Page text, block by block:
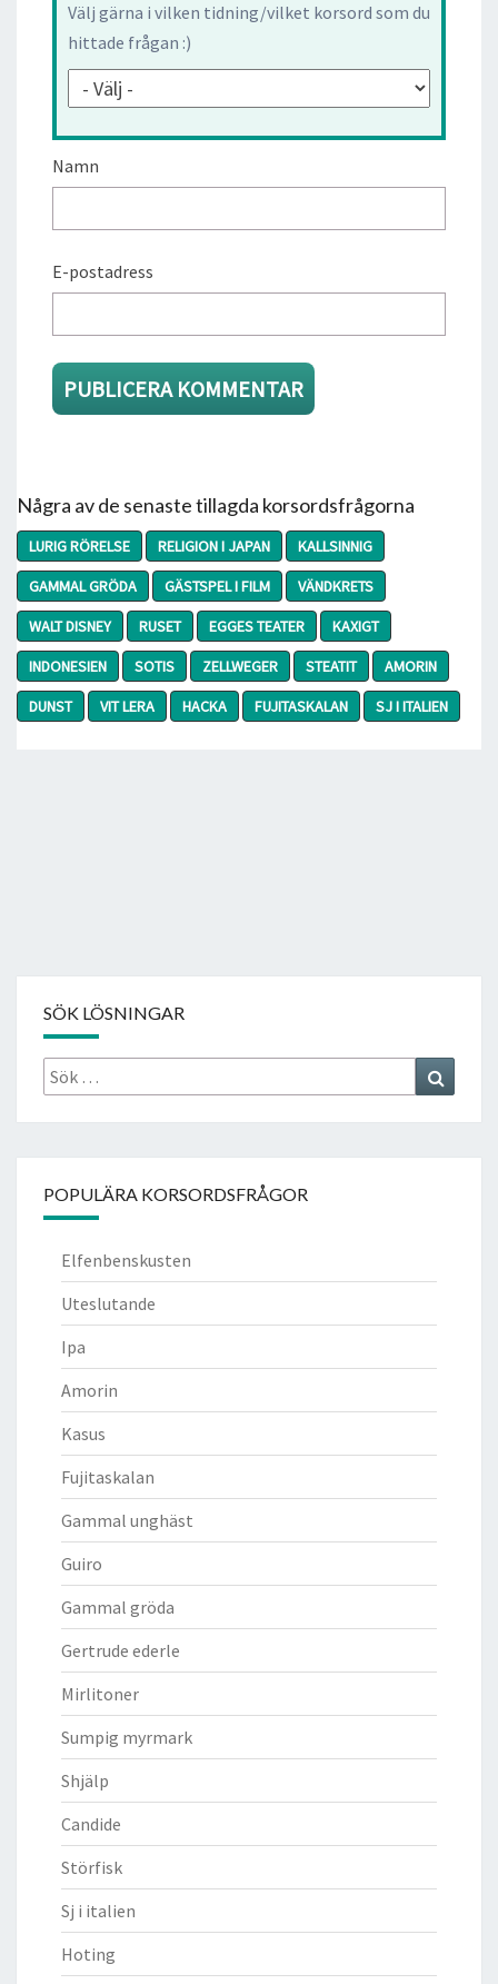
Välj gärna i vilken tidning/vilket korsord som du
hittade frågan :)
Namn
E-postadress
Några av de senaste tillagda korsordsfrågorna
LURIG RÖRELSE RELIGION I JAPAN
KALLSINNIG
GAMMAL GRÖDA
GÄSTSPEL I FILM
VÄNDKRETS
WALT DISNEY
RUSET EGGES TEATER
KAXIGT
INDONESIEN
SOTIS ZELLWEGER STEATIT
AMORIN
DUNST
VIT LERA HACKA FUJITASKALAN SJ I ITALIEN
SÖK LÖSNINGAR
Sök
efter:
POPULÄRA KORSORDSFRÅGOR
Elfenbenskusten
Uteslutande
Ipa
Amorin
Kasus
Fujitaskalan
Gammal unghäst
Guiro
Gammal gröda
Gertrude ederle
Mirlitoner
Sumpig myrmark
Shjälp
Candide
Störfisk
Sj i italien
Hoting